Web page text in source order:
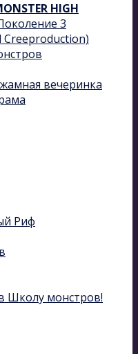
HIGH
3
вечеринка
Риф
Школу монстров!